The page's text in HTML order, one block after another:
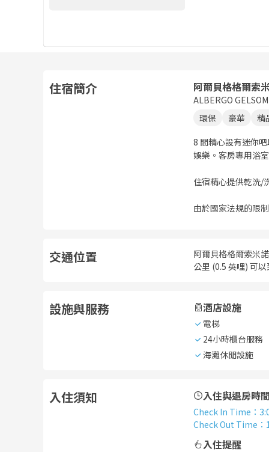
住宿簡介 阿爾貝格格爾索
ALBERGO
環保
豪華
精
8 間精心設有迷你
娛樂。客房專用浴
住宿精心提供乾洗/
由於國家法規的限
交通位置
阿爾貝格格爾索米
公里 (0.5 英哩) 可
設施與服務 酒店設施
電梯
24小時櫃台服務
海灘休閒設施
入住須知 入住與退房時
Check In Time ：
Check Out Time ：
入住提醒